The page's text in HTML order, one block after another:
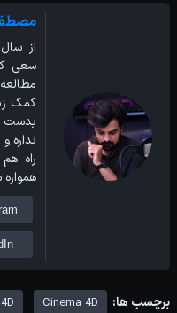
سعی
کمک
نداره
راه
برچسب ها: Cinema 4D